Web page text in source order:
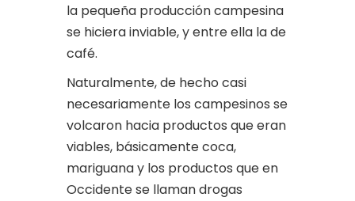
la pequeña producción campesina
se hiciera inviable, y entre ella la de
café.
Naturalmente, de hecho casi
necesariamente los campesinos se
volcaron hacia productos que eran
viables, básicamente coca,
mariguana y los productos que en
Occidente se llaman drogas